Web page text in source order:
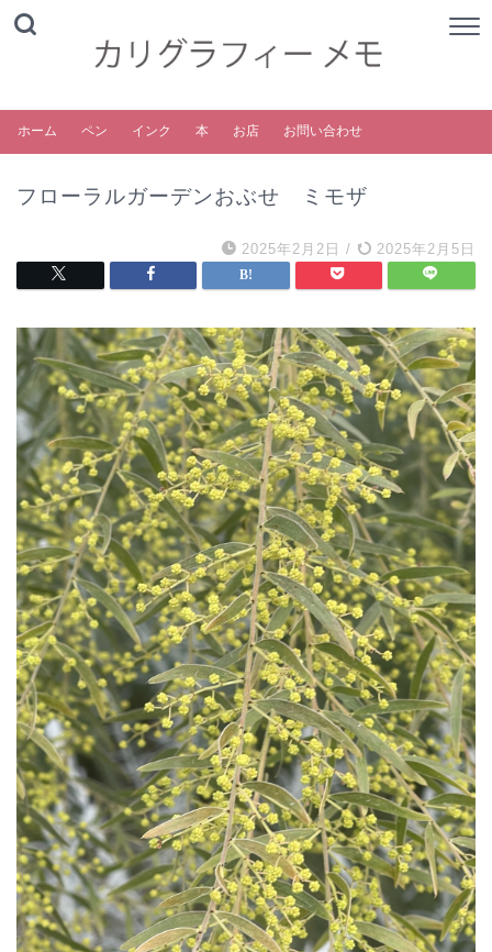
ホーム ペン インク 本 お店 お問い合わせ
フローラルガーデンおぶせ ミモザ
2025年2月2日 / 2025年2月5日